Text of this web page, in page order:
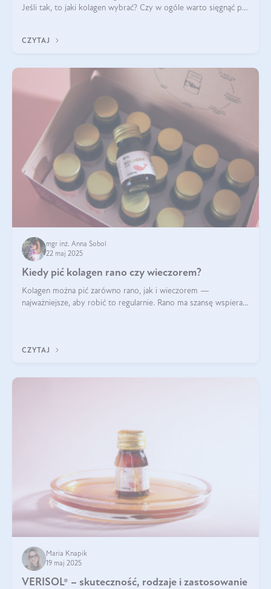
Jeśli tak, to jaki kolagen wybrać? Czy w ogóle warto sięgnąć po
CZYTAJ
mgr inż. Anna Sobol
22 maj 2025
Kiedy pić kolagen rano czy wieczorem?
Kolagen można pić zarówno rano, jak i wieczorem —
najważniejsze, aby robić to regularnie. Rano ma szansę wspierać
CZYTAJ
Maria Knapik
19 maj 2025
VERISOL® – skuteczność, rodzaje i zastosowanie